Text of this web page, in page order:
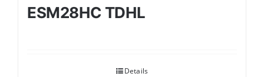
ESM28HC TDHL
Details